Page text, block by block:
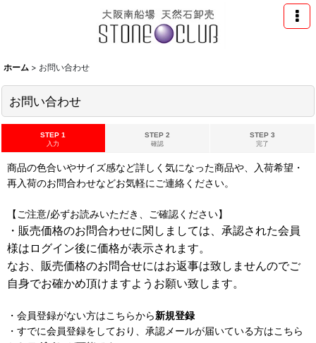
ホーム > お問い合わせ
お問い合わせ
STEP 1
入力
STEP 2
確認
STEP 3
完了
商品の色合いやサイズ感など詳しく気になった商品や、入荷希望・
再入荷のお問合わせなどお気軽にご連絡ください。
【ご注意/必ずお読みいただき、ご確認ください】
・販売価格のお問合わせに関しましては、承認された会員
様はログイン後に価格が表示されます。
なお、販売価格のお問合せにはお返事は致しませんのでご
自身でお確かめ頂けますようお願い致します。
・会員登録がない方はこちらから新規登録
・すでに会員登録をしており、承認メールが届いている方はこちら